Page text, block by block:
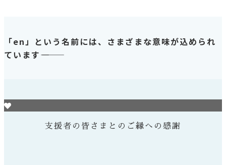
「en」という名前には、さまざまな意味が込められ
ています――――
支援者の皆さまとのご縁への感謝